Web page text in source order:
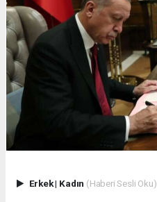
Erkek| Kadın (Haberi Sesli Oku)